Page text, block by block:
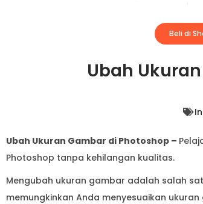
Beli di
Ubah
Ubah Ukuran Gambar di Photoshop –
Photoshop tanpa kehilangan kualitas.
Mengubah ukuran gambar adalah salah
memungkinkan Anda menyesuaikan